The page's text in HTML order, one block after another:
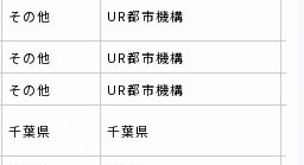
その他 UR都市機構
その他 UR都市機構
その他 UR都市機構
千葉県 千葉県